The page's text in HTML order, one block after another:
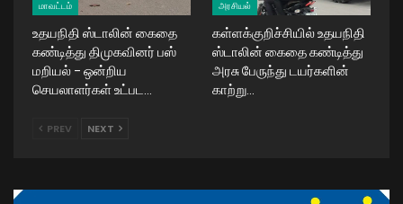
மாவட்டம்
உதயநிதி ஸ்டாலின் கைதை
கண்டித்து திமுகவினர் பஸ்
மறியல் – ஒன்றிய
செயலாளர்கள் உட்பட…
அரசியல்
கள்ளக்குறிச்சியில் உதயநிதி
ஸ்டாலின் கைதை கண்டித்து
அரசு பேருந்து டயர்களின்
காற்று…
PREV NEXT